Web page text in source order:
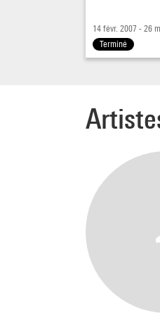
14 févr. 2007 - 26
Terminé